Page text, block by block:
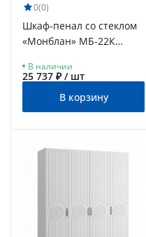
0(0)
Шкаф-пенал со стеклом
«Монблан» МБ-22К
В наличии
25 737 ₽ / шт
В корзину